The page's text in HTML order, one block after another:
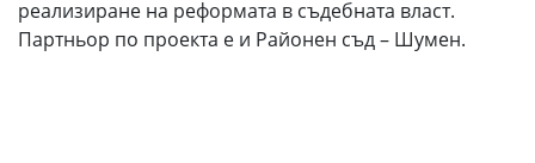
реализиране на реформата в съдебната власт.
Партньор по проекта е и Районен съд – Шумен.